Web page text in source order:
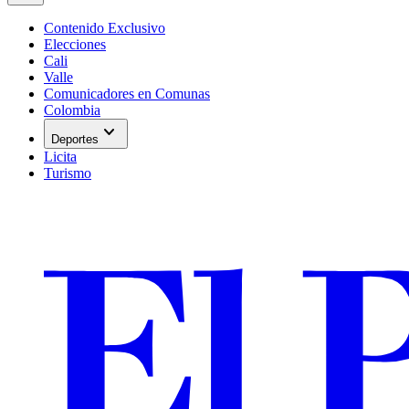
Contenido Exclusivo
Elecciones
Cali
Valle
Comunicadores en Comunas
Colombia
Deportes expand_more
Licita
Turismo